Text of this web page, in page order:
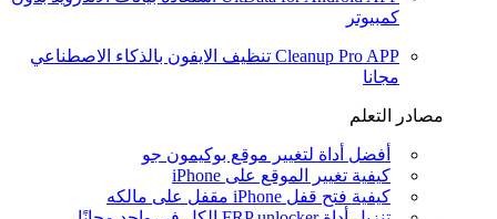
كمبيوتر
Cleanup Pro APP تنظيف الايفون بالذكاء الاصطناعي
مجانا
مصادر التعلم
أفضل أداة لتغيير موقع بوكيمون جو
كيفية تغيير الموقع على iPhone
كيفية فتح قفل iPhone مقفل على مالكه